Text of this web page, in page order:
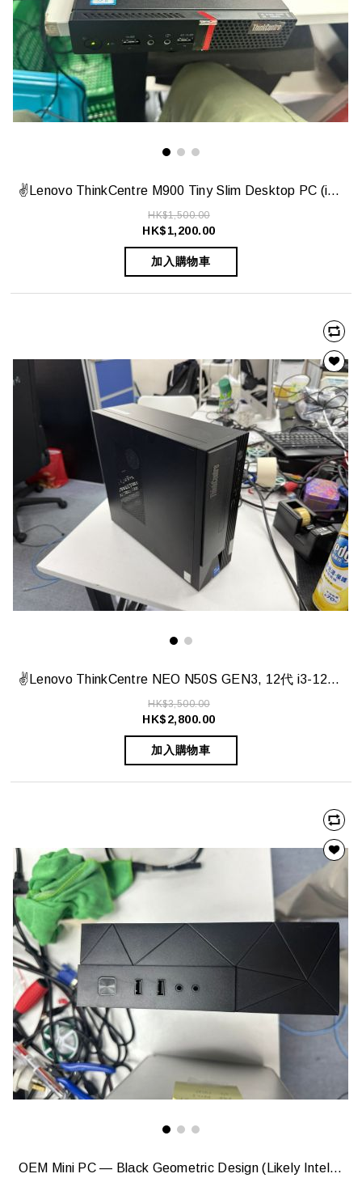
✌️Lenovo ThinkCentre M900 Tiny Slim Desktop PC (i5-6400T, 12GB DDR4, 240GB SSD, Wifi)✌️
HK$1,500.00
HK$1,200.00
加入購物車
✌️Lenovo ThinkCentre NEO N50S GEN3, 12代 i3-12100, 8GB DDR5, 512GB SSD 勁新✌️
HK$3,500.00
HK$2,800.00
加入購物車
OEM Mini PC — Black Geometric Design (Likely Intel NUC / ASRock DeskMini / Custom SFF Build)